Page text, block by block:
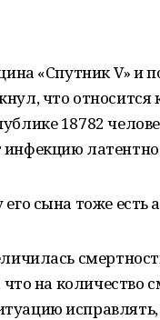
«Спутник V» и
что относится
18782
инфекцию
сына тоже есть
на количество